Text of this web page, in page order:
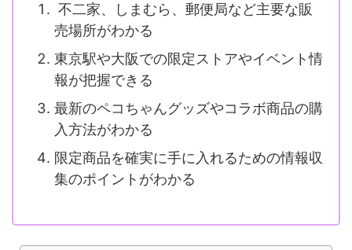
不二家、しまむら、郵便局など主要な販
売場所がわかる
東京駅や大阪での限定ストアやイベント情
報が把握できる
最新のペコちゃんグッズやコラボ商品の購
入方法がわかる
限定商品を確実に手に入れるための情報収
集のポイントがわかる